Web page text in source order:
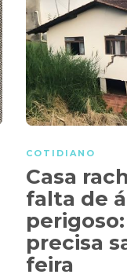
COTIDIANO
Casa
falta de
precisa
feira